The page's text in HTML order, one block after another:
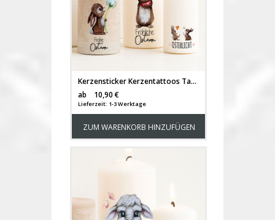
Kerzensticker Kerzentattoos Tattoofolie Ostern Hasen Osterhase Regenboben Herzen für Kerzen oder Keramik A4 Bogen DIY Stickerbogen für bis zu 20 Kerzen kst53
ab
10,90 €
Lieferzeit: 1-3 Werktage
ZUM WARENKORB HINZUFÜGEN